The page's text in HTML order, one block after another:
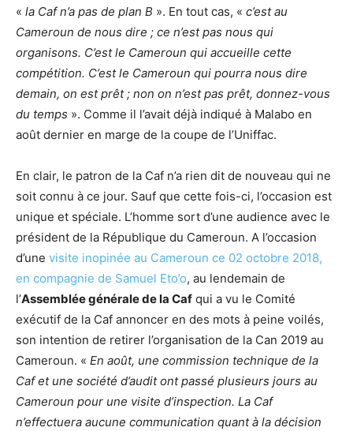
« la Caf n’a pas de plan B ». En tout cas, « c’est au
Cameroun de nous dire ; ce n’est pas nous qui
organisons. C’est le Cameroun qui accueille cette
compétition. C’est le Cameroun qui pourra nous dire
demain, on est prêt ; non on n’est pas prêt, donnez-vous
du temps ». Comme il l’avait déjà indiqué à Malabo en
août dernier en marge de la coupe de l’Uniffac.
En clair, le patron de la Caf n’a rien dit de nouveau qui ne
soit connu à ce jour. Sauf que cette fois-ci, l’occasion est
unique et spéciale. L’homme sort d’une audience avec le
président de la République du Cameroun. A l’occasion
d’une visite inopinée au Cameroun ce 02 octobre 2018,
en compagnie de Samuel Eto’o, au lendemain de
l’Assemblée générale de la Caf qui a vu le Comité
exécutif de la Caf annoncer en des mots à peine voilés,
son intention de retirer l’organisation de la Can 2019 au
Cameroun. « En août, une commission technique de la
Caf et une société d’audit ont passé plusieurs jours au
Cameroun pour une visite d’inspection. La Caf
n’effectuera aucune communication quant à la décision